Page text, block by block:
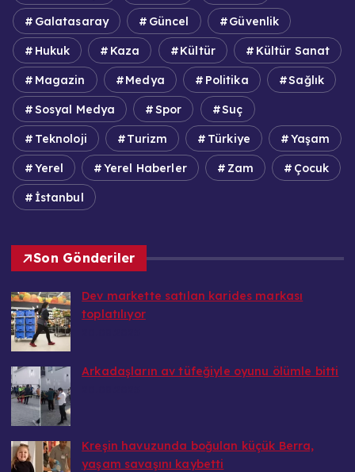
Galatasaray Güncel Güvenlik
Hukuk Kaza Kültür Kültür Sanat
Magazin Medya Politika Sağlık
Sosyal Medya Spor Suç
Teknoloji Turizm Türkiye Yaşam
Yerel Yerel Haberler Zam Çocuk
İstanbul
Son Gönderiler
Dev markette satılan karides markası
toplatılıyor
Arkadaşların av tüfeğiyle oyunu ölümle bitti
Kreşin havuzunda boğulan küçük Berra,
yaşam savaşını kaybetti